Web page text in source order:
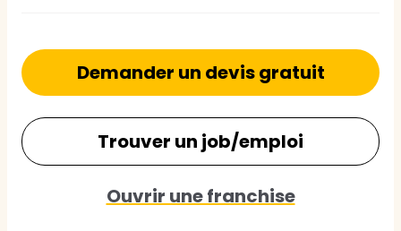
Demander un devis gratuit
Trouver un job/emploi
Ouvrir une franchise